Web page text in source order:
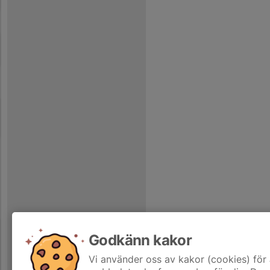
Godkänn kakor
Vi använder oss av kakor (cookies)